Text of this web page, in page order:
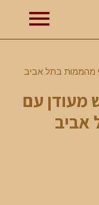
מהממות בתל אביב
מעודן עם
אביב